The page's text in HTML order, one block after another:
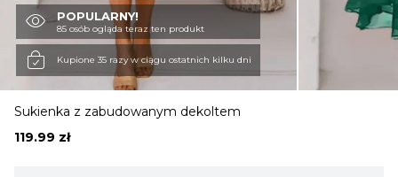
OBUWIE
POPULARNY!
85 osób ogląda teraz ten produkt
Kupione 35 razy w ciągu ostatnich kilku dni
Sukienka z zabudowanym dekoltem
119.99 zł